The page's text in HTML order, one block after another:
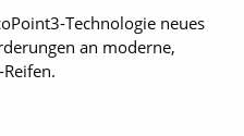
Technologie neues
an moderne,